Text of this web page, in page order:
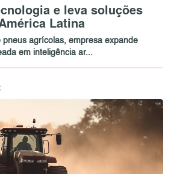
e leva soluções
Latina
pneus agrícolas, empresa expande
em inteligência ar...